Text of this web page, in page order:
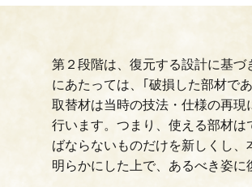
第２段階は、復元する設計に基
にあたっては、｢破損した部材で
取替材は当時の技法・仕様の再現
行います。つまり、使える部材
ばならないものだけを新しくし
明らかにした上で、あるべき姿に